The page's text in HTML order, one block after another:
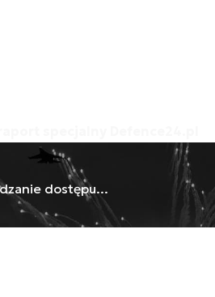
dostępu...